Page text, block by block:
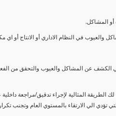
أو المشاكل.
في النظام الاداري أو الانتاج أو اي
الكشف عن المشاكل والعيوب والتحقق من
المثالية لإجراء تدقيق/مراجعة
تؤدي الي الارتقاء بالمستوي العام وتجنب